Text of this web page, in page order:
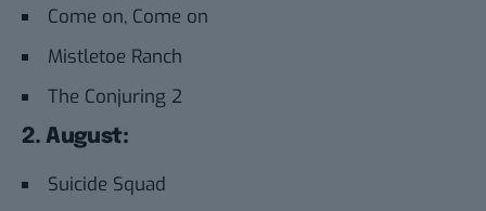
Come on, Come on
Mistletoe Ranch
The Conjuring 2
2. August:
Suicide Squad